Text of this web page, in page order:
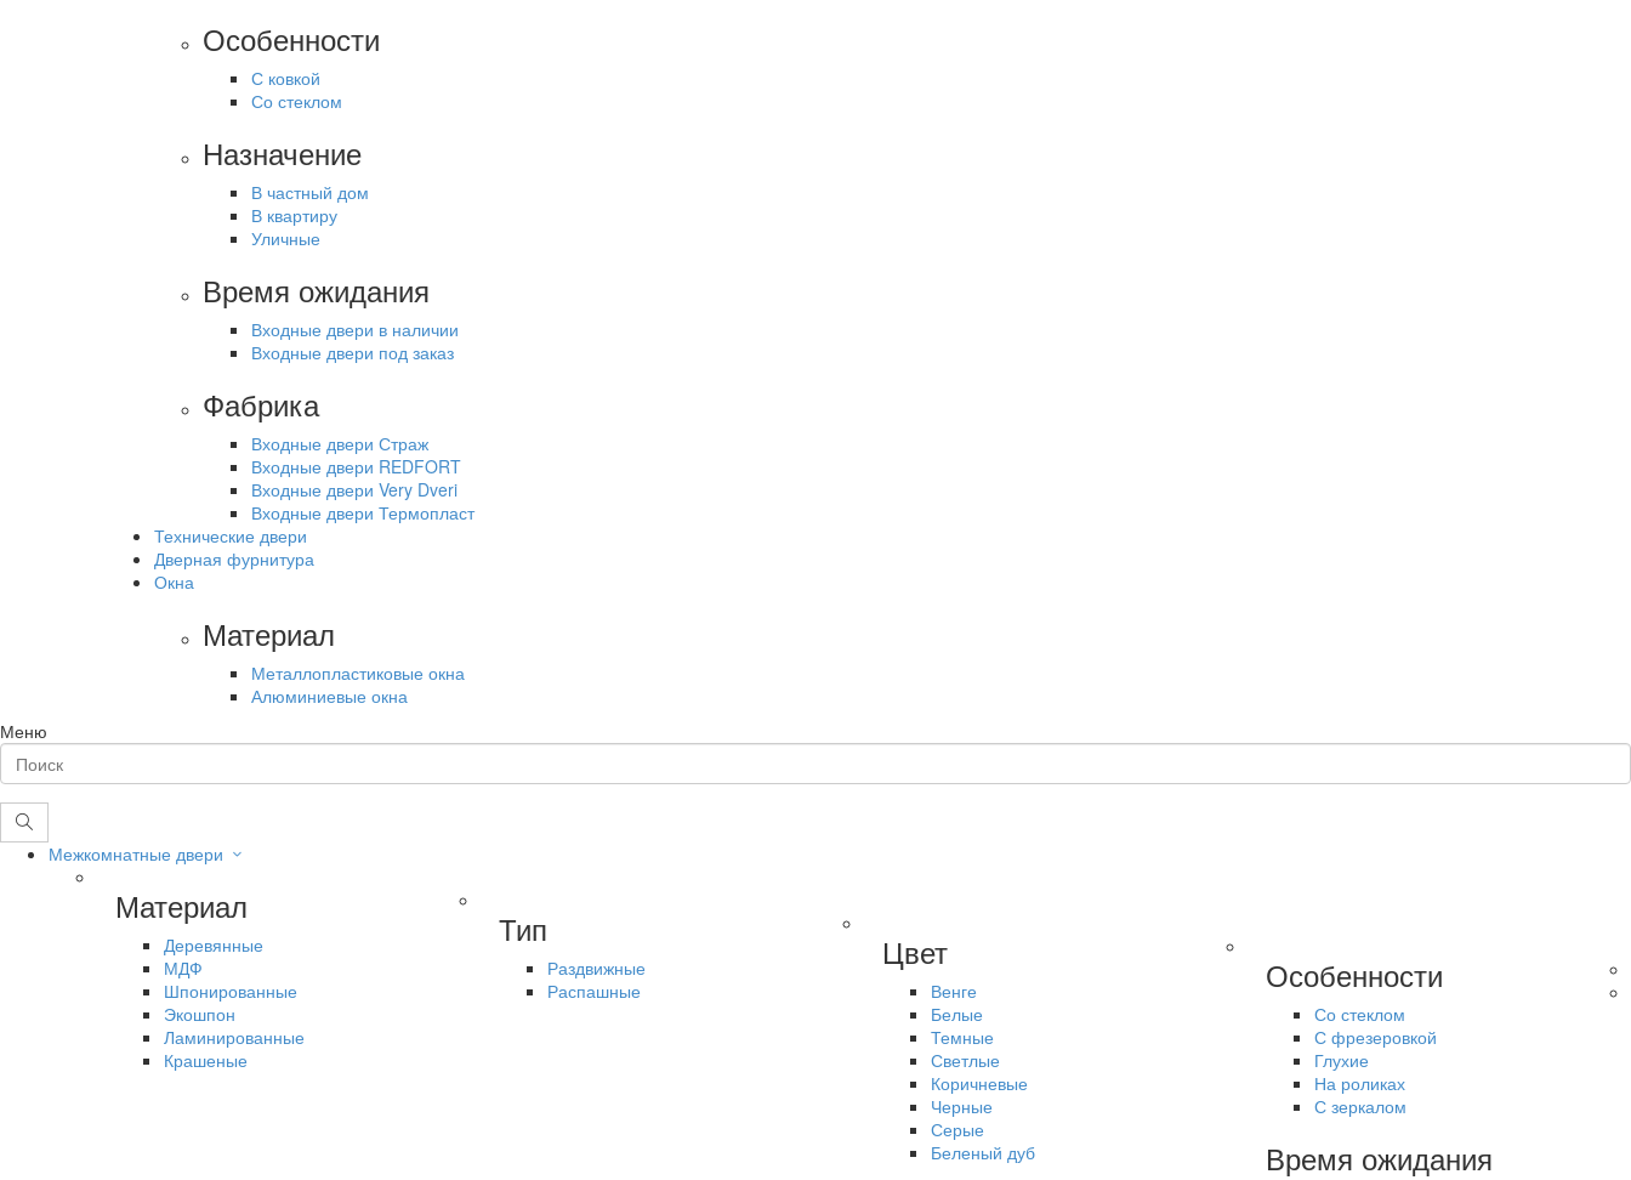
Особенности
С ковкой
Со стеклом
Назначение
В частный дом
В квартиру
Уличные
Время ожидания
Входные двери в наличии
Входные двери под заказ
Фабрика
Входные двери Страж
Входные двери REDFORT
Входные двери Very Dveri
Входные двери Термопласт
Технические двери
Дверная фурнитура
Окна
Материал
Металлопластиковые окна
Алюминиевые окна
Меню
Межкомнатные двери
Материал
Деревянные
МДФ
Шпонированные
Экошпон
Ламинированные
Крашеные
Тип
Раздвижные
Распашные
Цвет
Венге
Белые
Темные
Светлые
Коричневые
Черные
Серые
Беленый дуб
Особенности
Со стеклом
С фрезеровкой
Глухие
На роликах
С зеркалом
Время ожидания